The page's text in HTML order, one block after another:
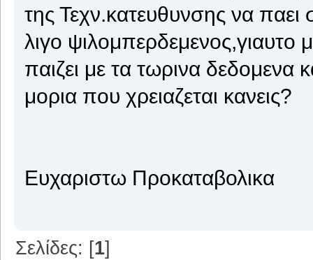
της Τεχν.κατευθυνσης να παει
λιγο ψιλομπερδεμενος,γιαυτο
παιζει με τα τωρινα δεδομενα
μορια που χρειαζεται κανεις?
Ευχαριστω Προκαταβολικα
Σελίδες: [1]